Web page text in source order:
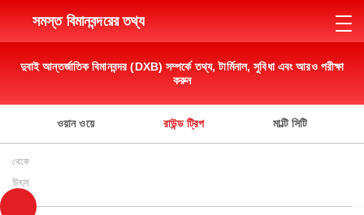
সমস্ত বিমানবন্দরের তথ্য
দুবাই আন্তর্জাতিক বিমানবন্দর (DXB) সম্পর্কে তথ্য, টার্মিনাল, সুবিধা এবং আরও পরীক্ষা
করুন
ওয়ান ওয়ে রাউন্ড ট্রিপ মাল্টি সিটি
থেকে
উৎস